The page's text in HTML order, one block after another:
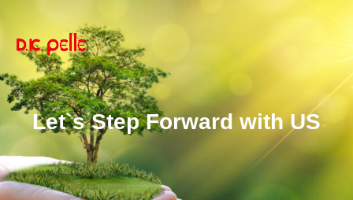
Let`s Step Forward with US